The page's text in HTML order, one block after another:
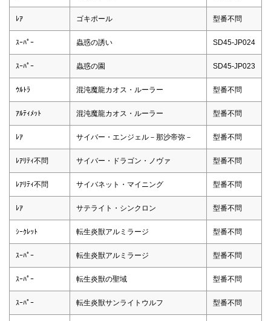
ﾚｱ ゴキポール 型番不問
ｽｰﾊﾟｰ 蟲惑の誘い SD45-JP024
ｽｰﾊﾟｰ 蟲惑の園 SD45-JP023
ｳﾙﾄﾗ 混沌魔龍カオス・ルーラー 型番不問
ｱﾙﾃｨﾒｯﾄ 混沌魔龍カオス・ルーラー 型番不問
ﾚｱ サイバー・エンジェル－那沙帝弥－ 型番不問
ﾚｱﾘﾃｨ不問 サイバー・ドラゴン・ノヴァ 型番不問
ﾚｱﾘﾃｨ不問 サイバネット・マイニング 型番不問
ﾚｱ サテライト・シンクロン 型番不問
ｼｰｸﾚｯﾄ 転生炎獣アルミラージ 型番不問
ｽｰﾊﾟｰ 転生炎獣アルミラージ 型番不問
ｽｰﾊﾟｰ 転生炎獣の聖域 型番不問
ｽｰﾊﾟｰ 転生炎獣サンライトウルフ 型番不問